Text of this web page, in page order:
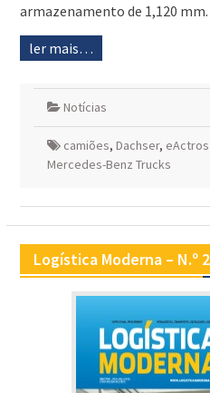
armazenamento de 1,120 mm.
ler mais…
Notícias
camiões, Dachser, eActros
Mercedes-Benz Trucks
Logística Moderna – N.º